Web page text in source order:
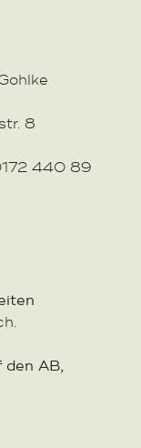
8
440 89
AB,